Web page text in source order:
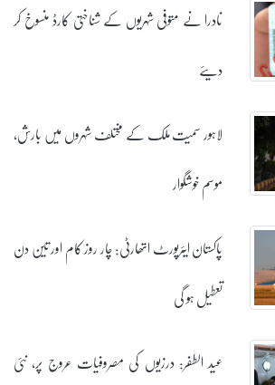
نادرا نے متوفی شہریوں کے شناختی کارڈ منسوخ کر
دیئے
لاہور سمیت ملک کے مختلف شہروں میں بارش،
موسم خوشگوار
پاکستان ایئرپورٹ اتھارٹی: چار روز کام اور تین دن
تعطیل ہو گی
عید الطفر: درزیوں کی مصروفیات عروج پر، نئی